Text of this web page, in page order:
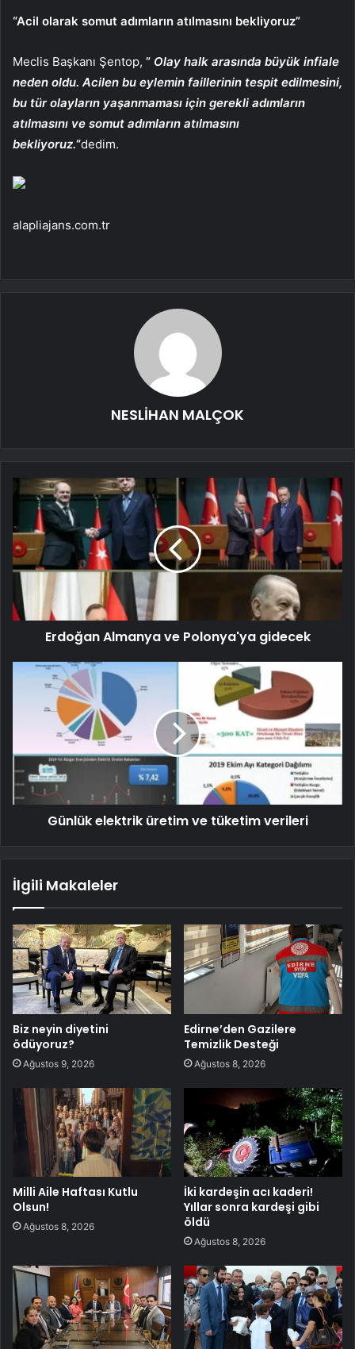
“Acil olarak somut adımların atılmasını bekliyoruz”
Meclis Başkanı Şentop, ” Olay halk arasında büyük infiale
neden oldu. Acilen bu eylemin faillerinin tespit edilmesini,
bu tür olayların yaşanmaması için gerekli adımların
atılmasını ve somut adımların atılmasını
bekliyoruz.“dedim.
alapliajans.com.tr
NESLİHAN MALÇOK
Erdoğan Almanya ve Polonya'ya gidecek
Günlük elektrik üretim ve tüketim verileri
İlgili Makaleler
Biz neyin diyetini
ödüyoruz?
Ağustos 9, 2026
Edirne’den Gazilere
Temizlik Desteği
Ağustos 8, 2026
Milli Aile Haftası Kutlu
Olsun!
Ağustos 8, 2026
İki kardeşin acı kaderi!
Yıllar sonra kardeşi gibi
öldü
Ağustos 8, 2026